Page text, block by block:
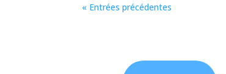
« Entrées précédentes